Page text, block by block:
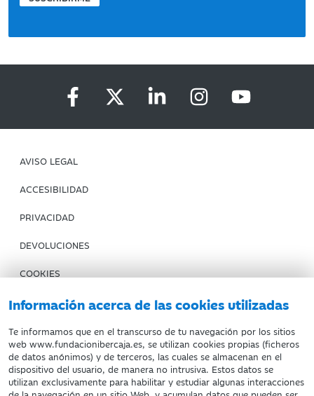
Información acerca de las cookies utilizadas
Te informamos que en el transcurso de tu navegación por los sitios
web www.fundacionibercaja.es, se utilizan cookies propias (ficheros
de datos anónimos) y de terceros, las cuales se almacenan en el
dispositivo del usuario, de manera no intrusiva. Estos datos se
utilizan exclusivamente para habilitar y estudiar algunas interacciones
AVISO LEGAL
ACCESIBILIDAD
PRIVACIDAD
DEVOLUCIONES
COOKIES
CONDICIONES DE COMPRA
IBERCAJA BANCO
Fundación Bancaria Ibercaja. C.I.F. G-50000652.
Inscrita en el Registro de Fundaciones del Mº de Educación,